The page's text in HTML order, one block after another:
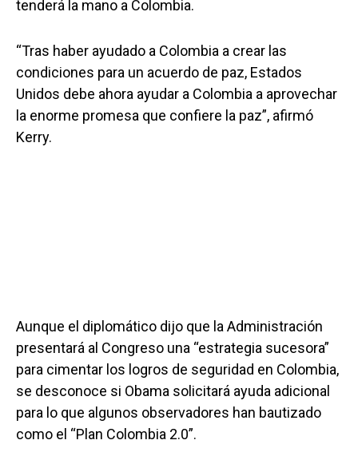
tenderá la mano a Colombia.
“Tras haber ayudado a Colombia a crear las
condiciones para un acuerdo de paz, Estados
Unidos debe ahora ayudar a Colombia a aprovechar
la enorme promesa que confiere la paz”, afirmó
Kerry.
Aunque el diplomático dijo que la Administración
presentará al Congreso una “estrategia sucesora”
para cimentar los logros de seguridad en Colombia,
se desconoce si Obama solicitará ayuda adicional
para lo que algunos observadores han bautizado
como el “Plan Colombia 2.0”.